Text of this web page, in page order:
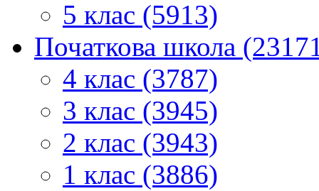
5 клас (5913)
Початкова школа
4 клас (3787)
3 клас (3945)
2 клас (3943)
1 клас (3886)